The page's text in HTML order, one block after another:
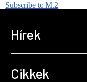
Subscribe to M.2
Hírek
Cikkek